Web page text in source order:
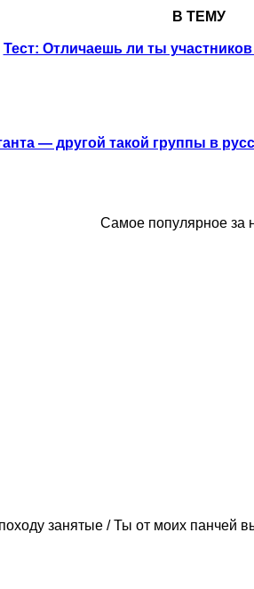
В ТЕМУ
Тест: Отличаешь ли ты участников
— другой такой группы в
Самое популярное за
занятые / Ты от моих